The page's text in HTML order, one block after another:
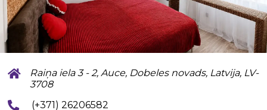
Raiņa iela 3 - 2, Auce, Dobeles novads, Latvija, LV-
3708
(+371) 26206582